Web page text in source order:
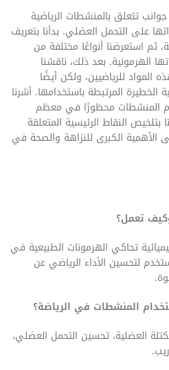
تتعلق بالمنشطات الرياضية
على التحمل العضلي. بدأنا بتعريف
ثم استعرضنا أنواعًا مختلفة من
الهرمونية. بعد ذلك، ناقشنا
المواد للرياضيين، ولكن أيضًا
الخطيرة المرتبطة باستخدامها. أشرنا
المنشطات محظورًا في معظم
بتلخيص النقاط الرئيسية المتعلقة
الكبرى للنزاهة والصحة في
تعمل؟
تحاكي الهرمونات الطبيعية في
لتحسين الأداء الرياضي عن
المنشطات في الرياضة؟
العضلية، تحسين التحمل العضلي،